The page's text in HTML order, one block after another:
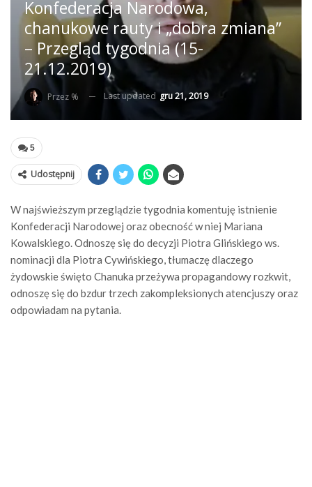
Konfederacja Narodowa,
chanukowe rauty i „dobra zmiana”
– Przegląd tygodnia (15-
21.12.2019)
Przez % Last updated gru 21, 2019
5
Udostępnij
W najświeższym przeglądzie tygodnia komentuję istnienie
Konfederacji Narodowej oraz obecność w niej Mariana
Kowalskiego. Odnoszę się do decyzji Piotra Glińskiego ws.
nominacji dla Piotra Cywińskiego, tłumaczę dlaczego
żydowskie święto Chanuka przeżywa propagandowy rozkwit,
odnoszę się do bzdur trzech zakompleksionych atencjuszy oraz
odpowiadam na pytania.